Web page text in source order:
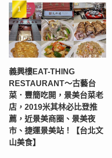
義興樓EAT-THING
RESTAURANT〜古藝台
菜．豐簡吃開，景美台菜老
店，2019米其林必比登推
薦，近景美商圈、景美夜
市、捷運景美站！【台北文
山美食】